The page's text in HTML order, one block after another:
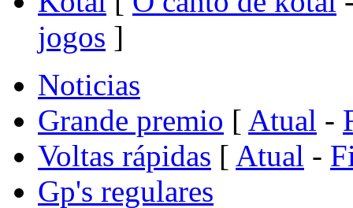
jogos ]
Noticias
Grande premio [ Atual -
Voltas rápidas [ Atual -
Gp's regulares